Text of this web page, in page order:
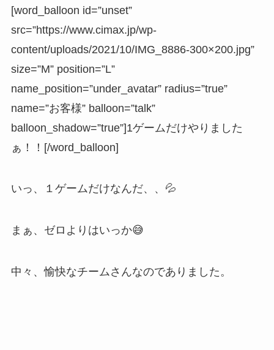
[word_balloon id=”unset”
src=”https://www.cimax.jp/wp-
content/uploads/2021/10/IMG_8886-300×200.jpg”
size=”M” position=”L”
name_position=”under_avatar” radius=”true”
name=”お客様” balloon=”talk”
balloon_shadow=”true”]1ゲームだけやりました
ぁ！！[/word_balloon]
いっ、１ゲームだけなんだ、、💦
まぁ、ゼロよりはいっか😅
中々、愉快なチームさんなのでありました。